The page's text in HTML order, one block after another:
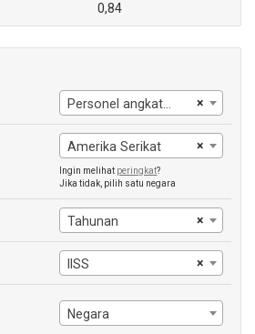
0,84
×
Personel angkatan bersenjata (% dari total angkatan kerja)
×
Amerika Serikat
Ingin melihat peringkat?
Jika tidak, pilih satu negara
×
Tahunan
×
IISS
Negara